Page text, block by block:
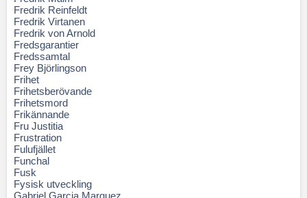
Fredrik Reinfeldt
Fredrik Virtanen
Fredrik von Arnold
Fredsgarantier
Fredssamtal
Frey Björlingson
Frihet
Frihetsberövande
Frihetsmord
Frikännande
Fru Justitia
Frustration
Fulufjället
Funchal
Fusk
Fysisk utveckling
Gabriel Garcia Marquez